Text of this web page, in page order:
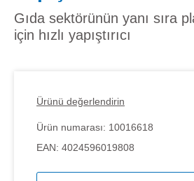
Gıda sektörünün yanı sıra
için hızlı yapıştırıcı
Ürünü değerlendirin
Ürün numarası: 10016618
EAN: 4024596019808